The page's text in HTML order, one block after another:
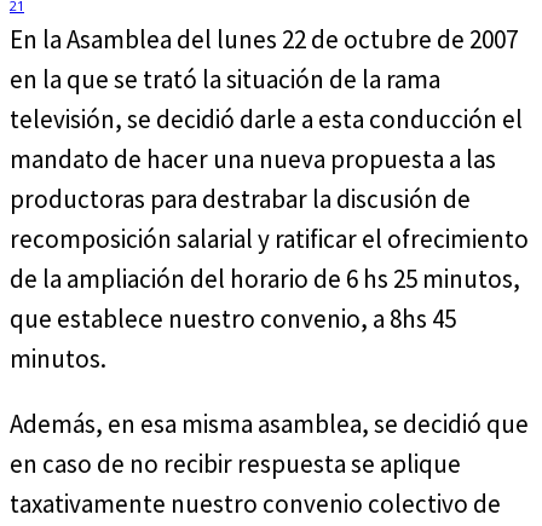
En la Asamblea del lunes 22 de octubre de 2007
en la que se trató la situación de la rama
televisión, se decidió darle a esta conducción el
mandato de hacer una nueva propuesta a las
productoras para destrabar la discusión de
recomposición salarial y ratificar el ofrecimiento
de la ampliación del horario de 6 hs 25 minutos,
que establece nuestro convenio, a 8hs 45
minutos.
Además, en esa misma asamblea, se decidió que
en caso de no recibir respuesta se aplique
taxativamente nuestro convenio colectivo de